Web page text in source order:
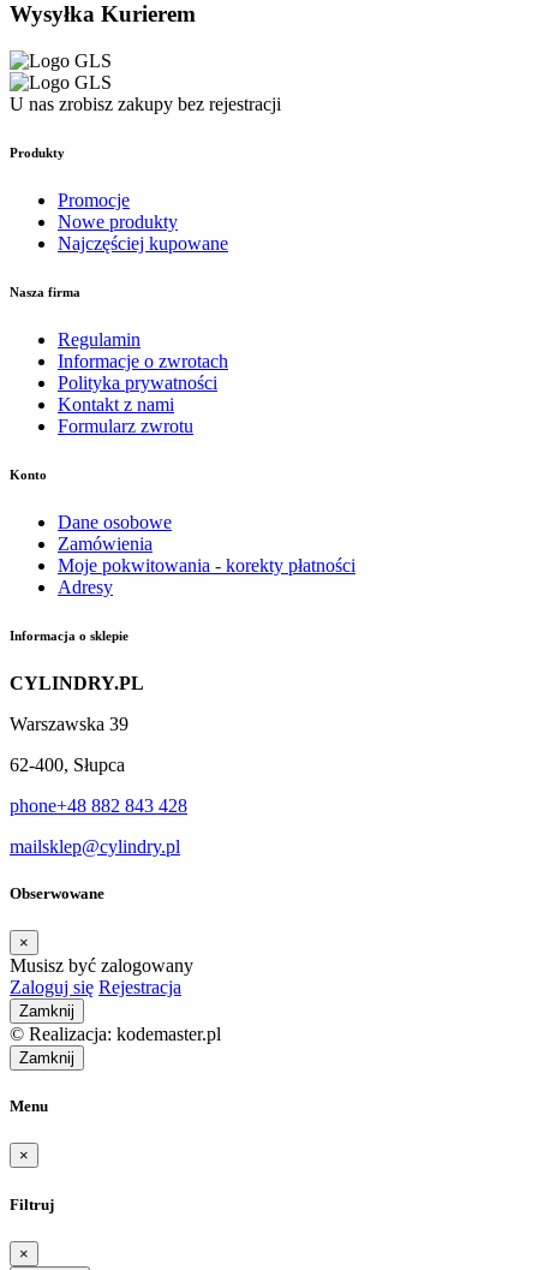
Wysyłka Kurierem
U nas zrobisz zakupy bez rejestracji
Produkty
Promocje
Nowe produkty
Najczęściej kupowane
Nasza firma
Regulamin
Informacje o zwrotach
Polityka prywatności
Kontakt z nami
Formularz zwrotu
Konto
Dane osobowe
Zamówienia
Moje pokwitowania - korekty płatności
Adresy
Informacja o sklepie
CYLINDRY.PL
Warszawska 39
62-400, Słupca
phone+48 882 843 428
mailsklep@cylindry.pl
Obserwowane
×
Musisz być zalogowany
Zaloguj się Rejestracja
Zamknij
© Realizacja: kodemaster.pl
Zamknij
Menu
×
Filtruj
×